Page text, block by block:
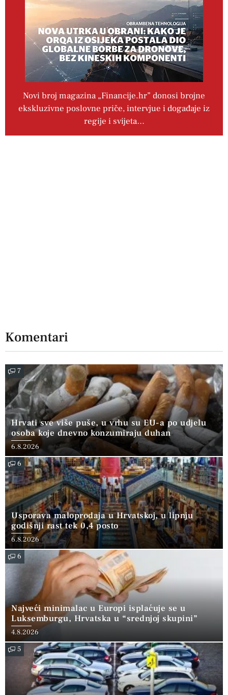
Novi broj magazina „Financije.hr” donosi brojne
ekskluzivne poslovne priče, intervjue i događaje iz
regije i svijeta…
Komentari
7
Hrvati sve više puše, u vrhu su EU-a po udjelu
osoba koje dnevno konzumiraju duhan
6.8.2026
6
Usporava maloprodaja u Hrvatskoj, u lipnju
godišnji rast tek 0,4 posto
6.8.2026
6
Najveći minimalac u Europi isplaćuje se u
Luksemburgu, Hrvatska u “srednjoj skupini”
4.8.2026
5